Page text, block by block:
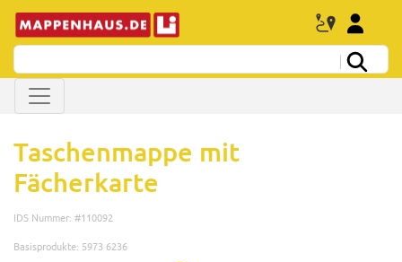
Taschenmappe mit
Fächerkarte
IDS Nummer: #110092
Basisprodukte: 5973 6236